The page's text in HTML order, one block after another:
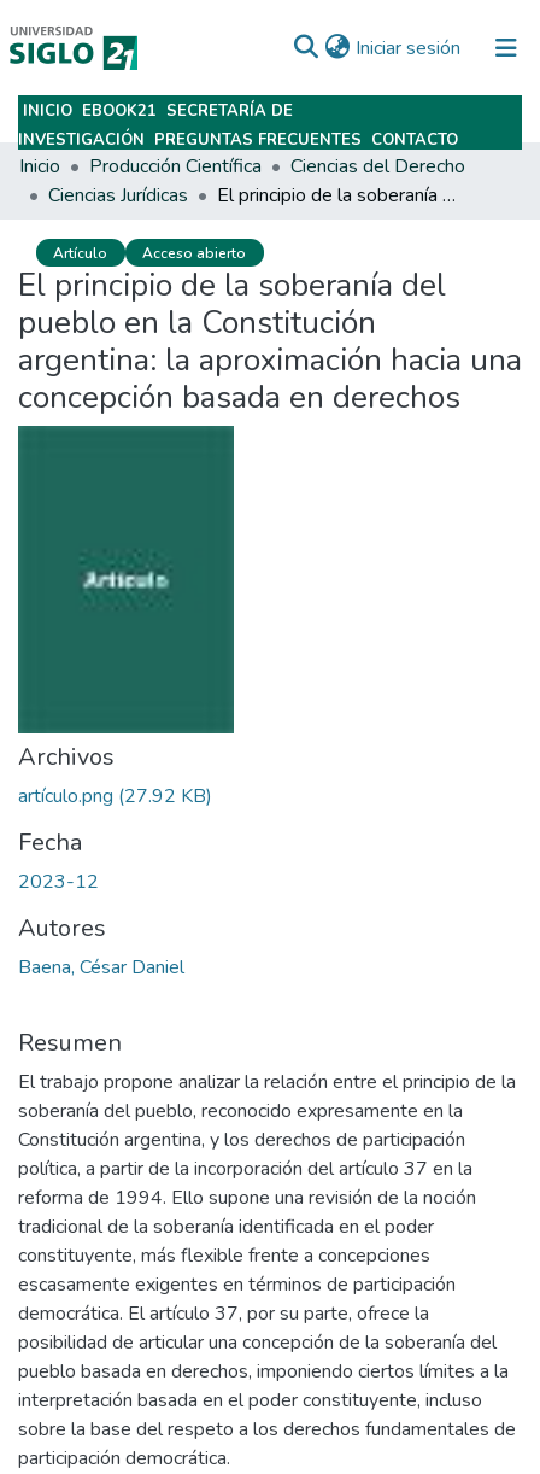
Iniciar sesión (current)
Subir
INICIO EBOOK21 SECRETARÍA DE
INVESTIGACIÓN PREGUNTAS FRECUENTES CONTACTO
Inicio Producción Científica
Ciencias del Derecho
Ciencias Jurídicas
El principio de la soberanía del pueblo en la Constitución argentina: la aproximación hacia una concepción basada en derechos
Artículo Acceso abierto
El principio de la soberanía del
pueblo en la Constitución
argentina: la aproximación hacia una
concepción basada en derechos
Archivos
artículo.png (27.92 KB)
Fecha
2023-12
Autores
Baena, César Daniel
Resumen
El trabajo propone analizar la relación entre el principio de la
soberanía del pueblo, reconocido expresamente en la
Constitución argentina, y los derechos de participación
política, a partir de la incorporación del artículo 37 en la
reforma de 1994. Ello supone una revisión de la noción
tradicional de la soberanía identificada en el poder
constituyente, más flexible frente a concepciones
escasamente exigentes en términos de participación
democrática. El artículo 37, por su parte, ofrece la
posibilidad de articular una concepción de la soberanía del
pueblo basada en derechos, imponiendo ciertos límites a la
interpretación basada en el poder constituyente, incluso
sobre la base del respeto a los derechos fundamentales de
participación democrática.